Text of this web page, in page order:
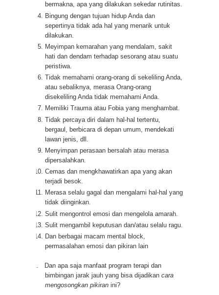
bermakna, apa yang dilakukan sekedar rutinitas.
Bingung dengan tujuan hidup Anda dan
sepertinya tidak ada hal yang menarik untuk
dilakukan.
Meyimpan kemarahan yang mendalam, sakit
hati dan dendam terhadap sesorang atau suatu
peristiwa.
Tidak memahami orang-orang di sekeliling Anda,
atau sebaliknya, merasa Orang-orang
disekeliling Anda tidak memahami Anda.
Memiliki Trauma atau Fobia yang menghambat.
Tidak percaya diri dalam hal-hal tertentu,
bergaul, berbicara di depan umum, mendekati
lawan jenis, dll.
Menyimpan perasaan bersalah atau merasa
dipersalahkan.
Cemas dan mengkhawatirkan apa yang akan
terjadi besok.
Merasa selalu gagal dan mengalami hal-hal yang
tidak diinginkan.
Sulit mengontrol emosi dan mengelola amarah.
Sulit mengambil keputusan dan/atau selalu ragu.
Dan berbagai macam mental block,
permasalahan emosi dan pikiran lain
Dan apa saja manfaat program terapi dan
bimbingan jarak jauh yang bisa dijadikan cara
mengosongkan pikiran ini?